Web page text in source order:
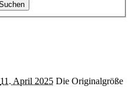
11. April 2025 Die Originalgröße